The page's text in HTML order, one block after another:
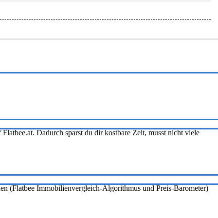
Dadurch sparst du dir kostbare Zeit, musst nicht viele
(Flatbee Immobilienvergleich-Algorithmus und Preis-Barometer)